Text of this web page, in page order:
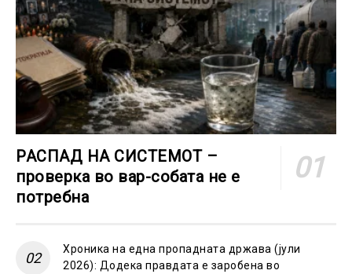
РАСПАД НА СИСТЕМОТ –
проверка во вар-собата не е
потребна
Хроника на една пропадната држава (јули
2026): Додека правдата е заробена во